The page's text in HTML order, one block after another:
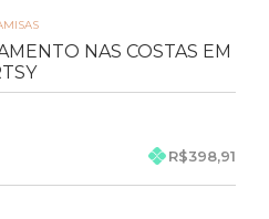
NAS COSTAS EM
R$398,91